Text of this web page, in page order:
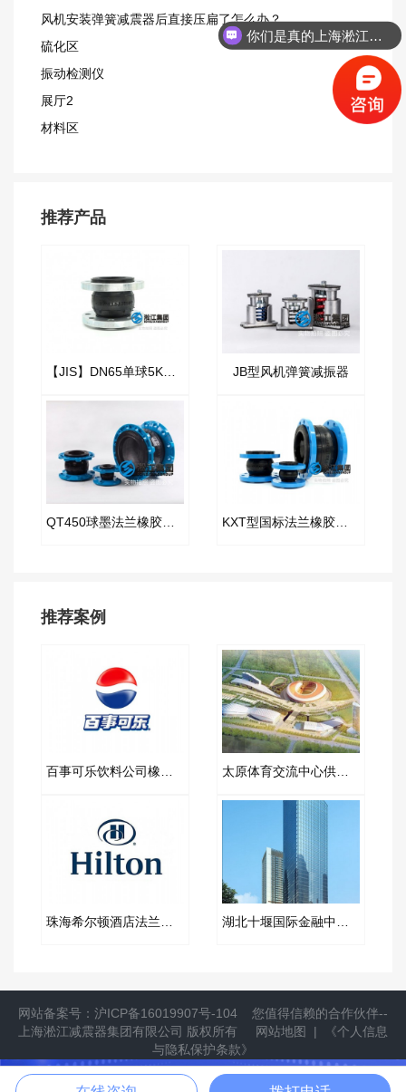
风机安装弹簧减震器后直接压扁了怎么办？
硫化区
振动检测仪
展厅2
材料区
推荐产品
JB型风机弹簧减振器
推荐案例
提供隔振方案
立即拨打
网站备案号： 沪ICP备16019907号-104
您值得信赖的合作伙伴--
上海淞江减震器集团有限公司 版权所有 网站地图 |
《个人信息
与隐私保护条款》